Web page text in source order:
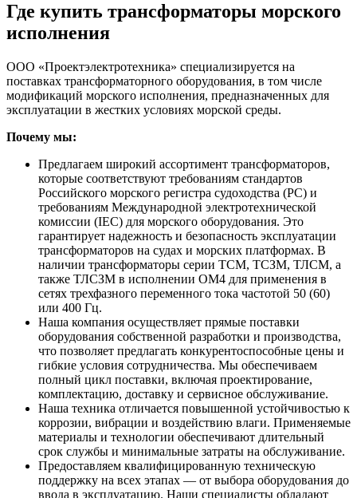
Где купить трансформаторы морского
исполнения
ООО «Проектэлектротехника» специализируется на
поставках трансформаторного оборудования, в том числе
модификаций морского исполнения, предназначенных для
эксплуатации в жестких условиях морской среды.
Почему мы:
Предлагаем широкий ассортимент трансформаторов,
которые соответствуют требованиям стандартов
Российского морского регистра судоходства (РС) и
требованиям Международной электротехнической
комиссии (IEC) для морского оборудования. Это
гарантирует надежность и безопасность эксплуатации
трансформаторов на судах и морских платформах. В
наличии трансформаторы серии ТСМ, ТСЗМ, ТЛСМ, а
также ТЛСЗМ в исполнении ОМ4 для применения в
сетях трехфазного переменного тока частотой 50 (60)
или 400 Гц.
Наша компания осуществляет прямые поставки
оборудования собственной разработки и производства,
что позволяет предлагать конкурентоспособные цены и
гибкие условия сотрудничества. Мы обеспечиваем
полный цикл поставки, включая проектирование,
комплектацию, доставку и сервисное обслуживание.
Наша техника отличается повышенной устойчивостью к
коррозии, вибрации и воздействию влаги. Применяемые
материалы и технологии обеспечивают длительный
срок службы и минимальные затраты на обслуживание.
Предоставляем квалифицированную техническую
поддержку на всех этапах — от выбора оборудования до
ввода в эксплуатацию. Наши специалисты обладают